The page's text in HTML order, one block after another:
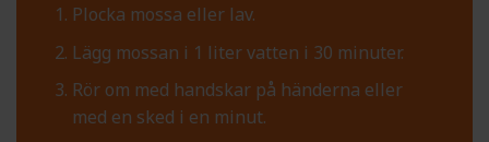
Plocka mossa eller lav.
Lägg mossan i 1 liter vatten i 30 minuter.
Rör om med handskar på händerna eller
med en sked i en minut.